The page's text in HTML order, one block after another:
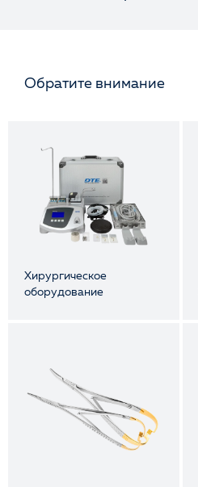
Обратите внимание
Хирургическое
оборудование